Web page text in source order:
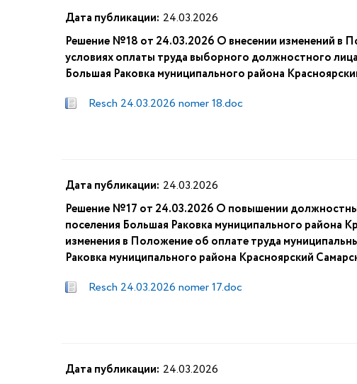
Дата публикации: 24.03.2026
Решение №18 от 24.03.2026 О внесении изменений в
условиях оплаты труда выборного должностного
Большая Раковка муниципального района
Resch 24.03.2026 nomer 18.doc
Дата публикации: 24.03.2026
Решение №17 от 24.03.2026 О повышении
поселения Большая Раковка муниципального района
изменения в Положение об оплате труда
Раковка муниципального района Красноярский
Resch 24.03.2026 nomer 17.doc
Дата публикации: 24.03.2026